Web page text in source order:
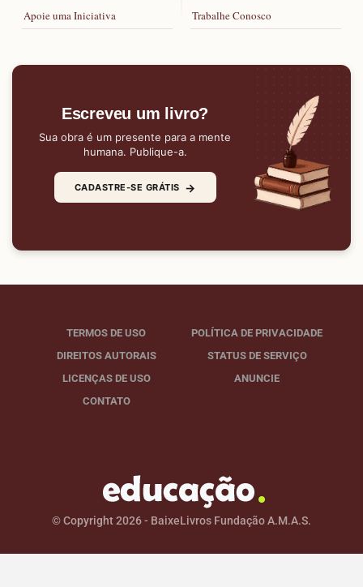
Apoie uma Iniciativa Trabalhe Conosco
Escreveu um livro?
Sua obra é um presente para a mente
humana. Publique-a.
CADASTRE-SE GRÁTIS →
TERMOS DE USO
POLÍTICA DE PRIVACIDADE
DIREITOS AUTORAIS
STATUS DE SERVIÇO
LICENÇAS DE USO
ANUNCIE
CONTATO
© Copyright 2026 - BaixeLivros Fundação A.M.A.S.